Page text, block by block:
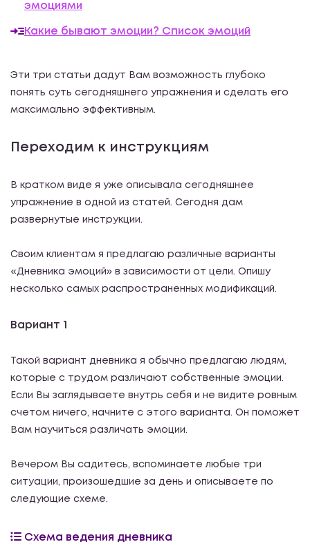
эмоциями
Какие бывают эмоции? Список эмоций
Эти три статьи дадут Вам возможность глубоко
понять суть сегодняшнего упражнения и сделать его
максимально эффективным.
Переходим к инструкциям
В кратком виде я уже описывала сегодняшнее
упражнение в одной из статей. Сегодня дам
развернутые инструкции.
Своим клиентам я предлагаю различные варианты
«Дневника эмоций» в зависимости от цели. Опишу
несколько самых распространенных модификаций.
Вариант 1
Такой вариант дневника я обычно предлагаю людям,
которые с трудом различают собственные эмоции.
Если Вы заглядываете внутрь себя и не видите ровным
счетом ничего, начните с этого варианта. Он поможет
Вам научиться различать эмоции.
Вечером Вы садитесь, вспоминаете любые три
ситуации, произошедшие за день и описываете по
следующие схеме.
Схема ведения дневника